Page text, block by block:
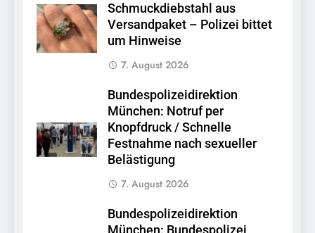
Schmuckdiebstahl aus
Versandpaket – Polizei bittet
um Hinweise
7. August 2026
Bundespolizeidirektion
München: Notruf per
Knopfdruck / Schnelle
Festnahme nach sexueller
Belästigung
7. August 2026
Bundespolizeidirektion
München: Bundespolizei